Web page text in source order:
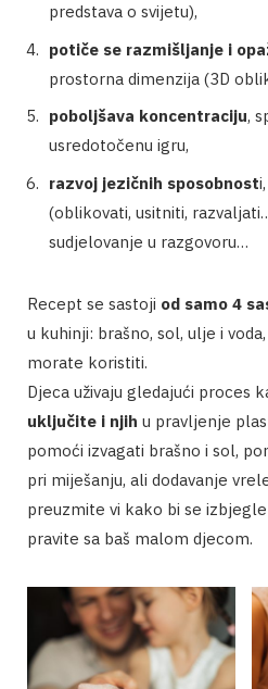
predstava o svijetu),
potiče se razmišljanje i
prostorna dimenzija (3D
poboljšava koncentraciju,
usredotočenu igru,
razvoj jezičnih sposobnost
(oblikovati, usitniti,
sudjelovanje u razgovoru…
Recept se sastoji od samo 4
u kuhinji: brašno, sol, ulje i
morate koristiti.
Djeca uživaju gledajući proces
uključite i njih u pravljenje
pomoći izvagati brašno i sol,
pri miješanju, ali dodavanje
preuzmite vi kako bi se
pravite sa baš malom djecom.